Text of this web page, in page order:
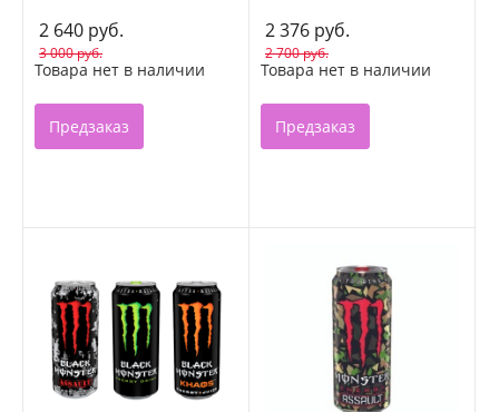
2 640 руб.
3 000 руб.
Товара нет в наличии
Предзаказ
2 376 руб.
2 700 руб.
Товара нет в наличии
Предзаказ